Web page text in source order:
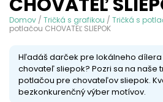
Domov / Tričká s grafikou / Tričká s
potlačou CHOVATEĽ SLIEPOK
Hľadáš darček pre lokálneho
chovateľ sliepok? Pozri sa na naše
potlačou pre chovateľov sliepok.
bezkonkurenčný výber motívov.